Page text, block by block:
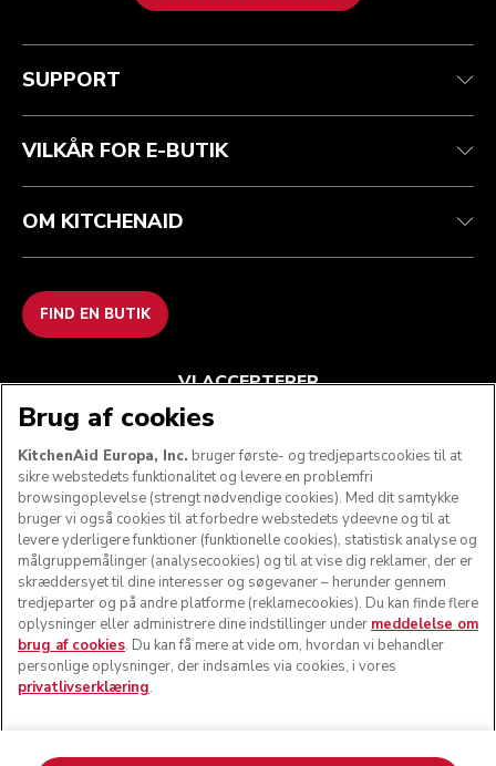
Health check
Spor din ordre
Garanti og dokumenter
Ofte stillede spørgsmål
Vilkår og betingelser
Returnering og refusion
Imprint
ODR
Mærket
Find en butik
SUPPORT
VILKÅR FOR E-BUTIK
OM KITCHENAID
FIND EN BUTIK
VI ACCEPTERER
FØLG OS
Brug af cookies
KitchenAid Europa, Inc. bruger første- og tredjepartscookies til at
sikre webstedets funktionalitet og levere en problemfri
browsingoplevelse (strengt nødvendige cookies). Med dit samtykke
bruger vi også cookies til at forbedre webstedets ydeevne og til at
levere yderligere funktioner (funktionelle cookies), statistisk analyse og
målgruppemålinger (analysecookies) og til at vise dig reklamer, der er
skræddersyet til dine interesser og søgevaner – herunder gennem
tredjeparter og på andre platforme (reklamecookies). Du kan finde flere
oplysninger eller administrere dine indstillinger under meddelelse om
brug af cookies. Du kan få mere at vide om, hvordan vi behandler
personlige oplysninger, der indsamles via cookies, i vores
privatlivserklæring.